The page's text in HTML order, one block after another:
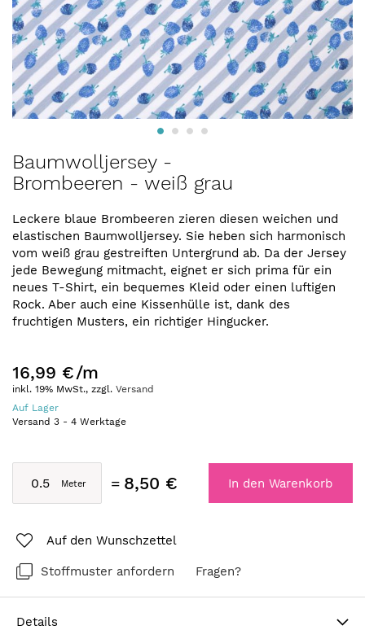
Anfang
der
springen
Baumwolljersey -
Brombeeren - weiß grau
Leckere blaue Brombeeren zieren diesen weichen und
elastischen Baumwolljersey. Sie heben sich harmonisch
vom weiß grau gestreiften Untergrund ab. Da der Jersey
jede Bewegung mitmacht, eignet er sich prima für ein
neues T-Shirt, ein bequemes Kleid oder einen luftigen
Rock. Aber auch eine Kissenhülle ist, dank des
fruchtigen Musters, ein richtiger Hingucker.
16,99 €/m
inkl. 19% MwSt., zzgl. Versand
Auf Lager
Versand 3 - 4 Werktage
8,50 € In den Warenkorb
Auf den Wunschzettel
Stoffmuster anfordern Fragen?
Details